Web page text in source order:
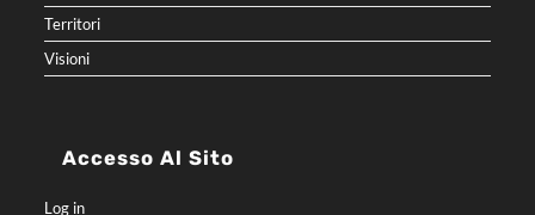
Territori
Visioni
Accesso Al Sito
Log in